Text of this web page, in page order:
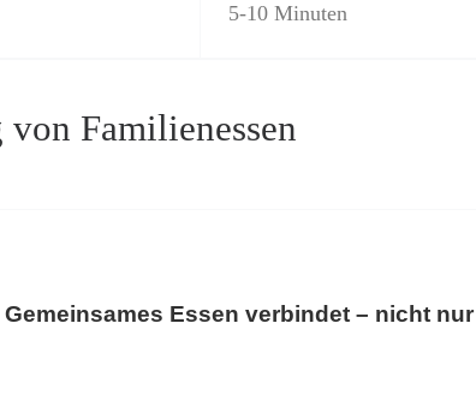
5-10 Minuten
Familienessen
Gemeinsames Essen verbindet – nicht